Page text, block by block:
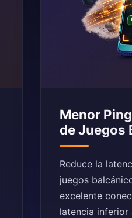
Menor
de Juegos
Reduce la
juegos
excelente
latencia inferior